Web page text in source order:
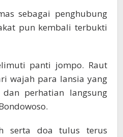
sebagai penghubung
pun kembali terbukti
panti jompo. Raut
wajah para lansia yang
perhatian langsung
serta doa tulus terus